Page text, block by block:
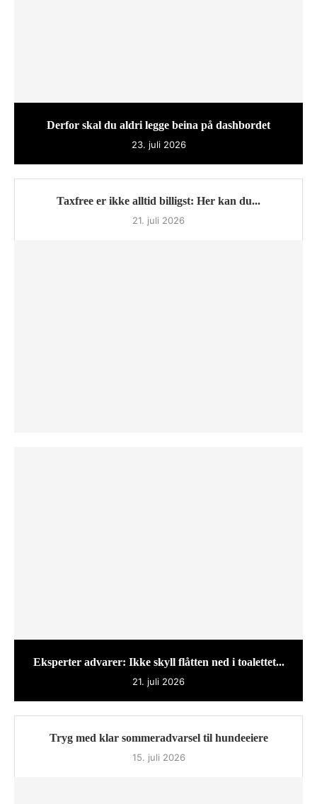
Derfor skal du aldri legge beina på dashbordet
23. juli 2026
Taxfree er ikke alltid billigst: Her kan du...
21. juli 2026
Eksperter advarer: Ikke skyll flåtten ned i toalettet...
21. juli 2026
Tryg med klar sommeradvarsel til hundeeiere
15. juli 2026